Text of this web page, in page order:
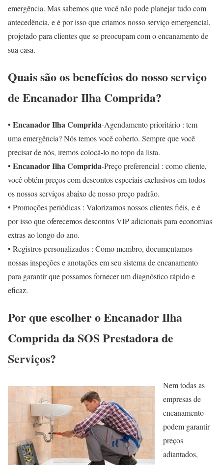
emergência. Mas sabemos que você não pode planejar tudo com
antecedência, e é por isso que criamos nosso serviço emergencial,
projetado para clientes que se preocupam com o encanamento de
sua casa.
Quais são os benefícios do nosso serviço
de Encanador Ilha Comprida?
• Encanador Ilha Comprida-Agendamento prioritário : tem
uma emergência? Nós temos você coberto. Sempre que você
precisar de nós, iremos colocá-lo no topo da lista.
• Encanador Ilha Comprida-Preço preferencial : como cliente,
você obtém preços com descontos especiais exclusivos em todos
os nossos serviços abaixo de nosso preço padrão.
• Promoções periódicas : Valorizamos nossos clientes fiéis, e é
por isso que oferecemos descontos VIP adicionais para economias
extras ao longo do ano.
• Registros personalizados : Como membro, documentamos
nossas inspeções e anotações em seu sistema de encanamento
para garantir que possamos fornecer um diagnóstico rápido e
eficaz.
Por que escolher o Encanador Ilha
Comprida da SOS Prestadora de
Serviços?
Nem todas as
empresas de
encanamento
podem garantir
preços
adiantados,